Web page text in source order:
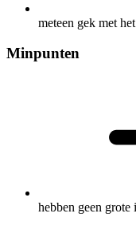
meteen gek met
Minpunten
hebben geen grote